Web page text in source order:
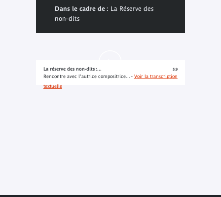
Dans le cadre de : La Réserve des
non-dits
La réserve des non-dits :...
Rencontre avec l'autrice compositrice... - Voir la transcription
textuelle
5:9